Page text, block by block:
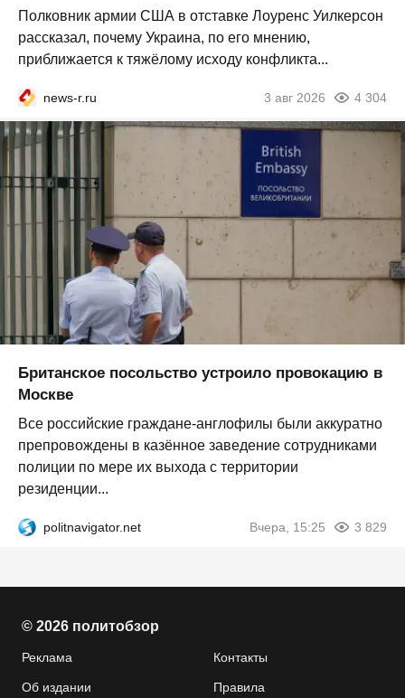
Полковник армии США в отставке Лоуренс Уилкерсон
рассказал, почему Украина, по его мнению,
приближается к тяжёлому исходу конфликта...
news-r.ru 3 авг 2026 4 304
Британское посольство устроило провокацию в
Москве
Все российские граждане-англофилы были аккуратно
препровождены в казённое заведение сотрудниками
полиции по мере их выхода с территории
резиденции...
politnavigator.net Вчера, 15:25 3 829
© 2026 политобзор
Реклама Контакты
Об издании Правила